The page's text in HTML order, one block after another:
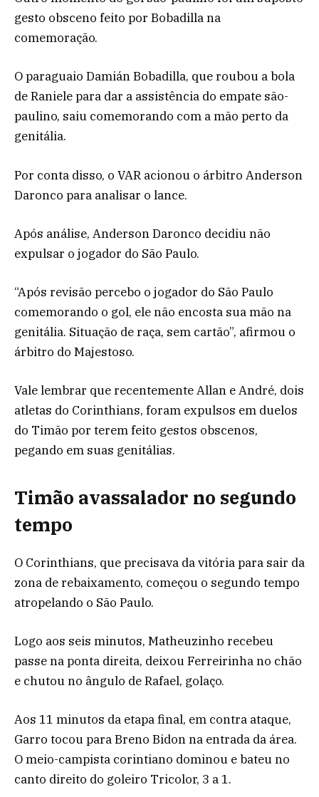
gesto obsceno feito por Bobadilla na
comemoração.
O paraguaio Damián Bobadilla, que roubou a bola
de Raniele para dar a assistência do empate são-
paulino, saiu comemorando com a mão perto da
genitália.
Por conta disso, o VAR acionou o árbitro Anderson
Daronco para analisar o lance.
Após análise, Anderson Daronco decidiu não
expulsar o jogador do São Paulo.
“Após revisão percebo o jogador do São Paulo
comemorando o gol, ele não encosta sua mão na
genitália. Situação de raça, sem cartão”, afirmou o
árbitro do Majestoso.
Vale lembrar que recentemente Allan e André, dois
atletas do Corinthians, foram expulsos em duelos
do Timão por terem feito gestos obscenos,
pegando em suas genitálias.
Timão avassalador no segundo
tempo
O Corinthians, que precisava da vitória para sair da
zona de rebaixamento, começou o segundo tempo
atropelando o São Paulo.
Logo aos seis minutos, Matheuzinho recebeu
passe na ponta direita, deixou Ferreirinha no chão
e chutou no ângulo de Rafael, golaço.
Aos 11 minutos da etapa final, em contra ataque,
Garro tocou para Breno Bidon na entrada da área.
O meio-campista corintiano dominou e bateu no
canto direito do goleiro Tricolor, 3 a 1.